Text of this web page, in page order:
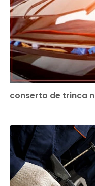
conserto de trinca